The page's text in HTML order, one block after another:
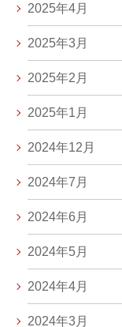
2025年4月
2025年3月
2025年2月
2025年1月
2024年12月
2024年7月
2024年6月
2024年5月
2024年4月
2024年3月